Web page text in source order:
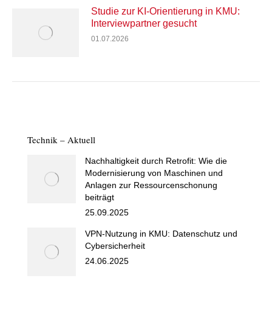
Studie zur KI-Orientierung in KMU:
Interviewpartner gesucht
01.07.2026
Technik – Aktuell
Nachhaltigkeit durch Retrofit: Wie die
Modernisierung von Maschinen und
Anlagen zur Ressourcenschonung
beiträgt
25.09.2025
VPN-Nutzung in KMU: Datenschutz und
Cybersicherheit
24.06.2025